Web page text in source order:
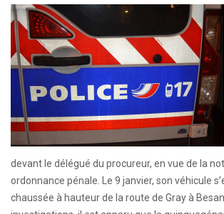
devant le délégué du procureur, en vue de la
ordonnance pénale. Le 9 janvier, son véhicule
chaussée à hauteur de la route de Gray à